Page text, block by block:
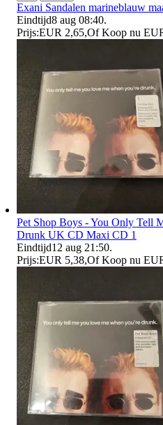
Exani Sandalen marineblauw
Eindtijd8 aug 08:40.
Prijs:EUR 2,65,Of Koop nu
Pet Shop Boys - You Only Tell
Drunk UK CD Maxi CD 1
Eindtijd12 aug 21:50.
Prijs:EUR 5,38,Of Koop nu